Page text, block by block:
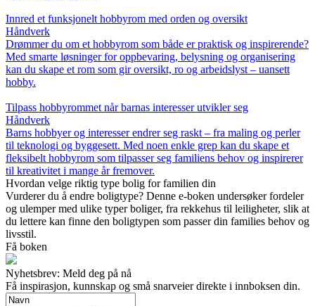
Innred et funksjonelt hobbyrom med orden og oversikt
Håndverk
Drømmer du om et hobbyrom som både er praktisk og inspirerende?
Med smarte løsninger for oppbevaring, belysning og organisering
kan du skape et rom som gir oversikt, ro og arbeidslyst – uansett
hobby.
Tilpass hobbyrommet når barnas interesser utvikler seg
Håndverk
Barns hobbyer og interesser endrer seg raskt – fra maling og perler
til teknologi og byggesett. Med noen enkle grep kan du skape et
fleksibelt hobbyrom som tilpasser seg familiens behov og inspirerer
til kreativitet i mange år fremover.
Hvordan velge riktig type bolig for familien din
Vurderer du å endre boligtype? Denne e-boken undersøker fordeler
og ulemper med ulike typer boliger, fra rekkehus til leiligheter, slik at
du lettere kan finne den boligtypen som passer din families behov og
livsstil.
Få boken
Nyhetsbrev: Meld deg på nå
Få inspirasjon, kunnskap og små snarveier direkte i innboksen din.